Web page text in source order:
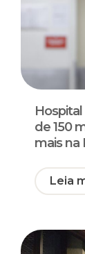
de 150
mais na
Leia